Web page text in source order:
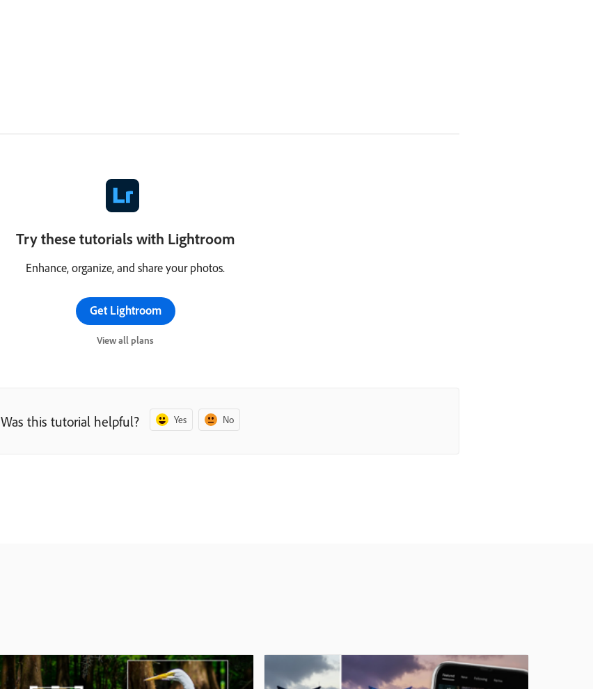
Try these tutorials with Lightroom
Enhance, organize, and share your photos.
Get Lightroom
View all plans
Was this tutorial helpful? Yes No